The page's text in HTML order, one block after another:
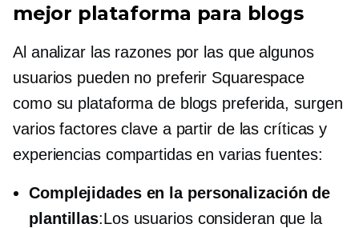
mejor plataforma para blogs
Al analizar las razones por las que algunos
usuarios pueden no preferir Squarespace
como su plataforma de blogs preferida, surgen
varios factores clave a partir de las críticas y
experiencias compartidas en varias fuentes:
Complejidades en la personalización de
plantillas:Los usuarios consideran que la